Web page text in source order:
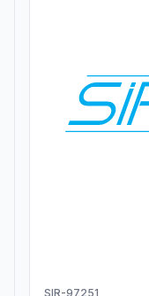
SIR-97251